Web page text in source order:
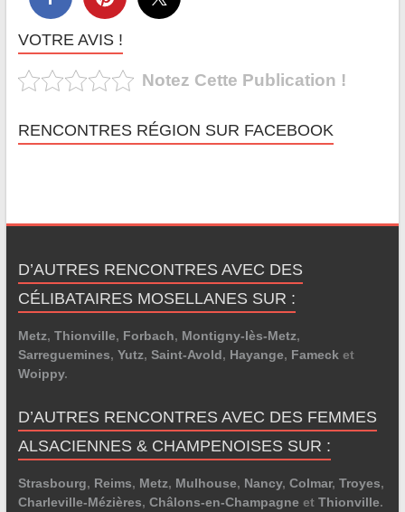
VOTRE AVIS !
Notez Cette Publication !
RENCONTRES RÉGION SUR FACEBOOK
D’AUTRES RENCONTRES AVEC DES
CÉLIBATAIRES MOSELLANES SUR :
Metz, Thionville, Forbach, Montigny-lès-Metz,
Sarreguemines, Yutz, Saint-Avold, Hayange, Fameck et
Woippy.
D’AUTRES RENCONTRES AVEC DES FEMMES
ALSACIENNES & CHAMPENOISES SUR :
Strasbourg, Reims, Metz, Mulhouse, Nancy, Colmar, Troyes,
Charleville-Mézières, Châlons-en-Champagne et Thionville.